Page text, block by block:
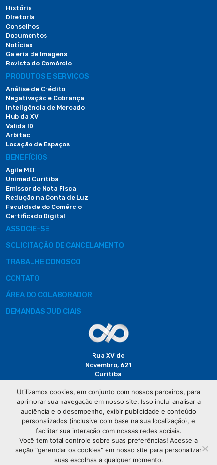
História
Diretoria
Conselhos
Documentos
Notícias
Galeria de Imagens
Revista do Comércio
PRODUTOS E SERVIÇOS
Análise de Crédito
Negativação e Cobrança
Inteligência de Mercado
Hub da XV
Valida ID
Arbitac
Locação de Espaços
BENEFÍCIOS
Agile MEI
Unimed Curitiba
Emissor de Nota Fiscal
Redução na Conta de Luz
Faculdade do Comércio
Certificado Digital
ASSOCIE-SE
SOLICITAÇÃO DE CANCELAMENTO
TRABALHE CONOSCO
CONTATO
ÁREA DO COLABORADOR
DEMANDAS JUDICIAIS
Rua XV de
Novembro, 621
Curitiba
(41) 3320-
2929
Utilizamos cookies, em conjunto com nossos parceiros, para
aprimorar sua navegação em nosso site. Isso inclui analisar a
audiência e o desempenho, exibir publicidade e conteúdo
personalizados (inclusive com base na sua localização), e
facilitar sua interação com nossas redes sociais.
Você tem total controle sobre suas preferências! Acesse a
seção "gerenciar os cookies" em nosso site para personalizar
suas escolhas a qualquer momento.